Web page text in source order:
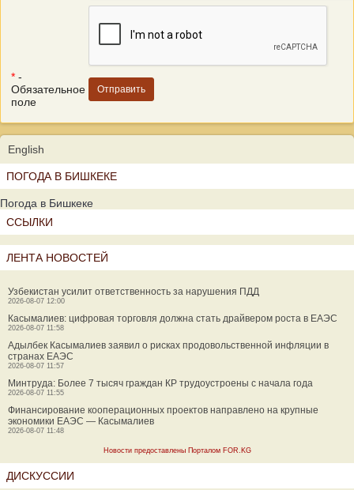
* -
Обязательное
поле
English
ПОГОДА В БИШКЕКЕ
Погода в Бишкеке
ССЫЛКИ
ЛЕНТА НОВОСТЕЙ
Узбекистан усилит ответственность за нарушения ПДД
2026-08-07 12:00
Касымалиев: цифровая торговля должна стать драйвером роста в ЕАЭС
2026-08-07 11:58
Адылбек Касымалиев заявил о рисках продовольственной инфляции в
странах ЕАЭС
2026-08-07 11:57
Минтруда: Более 7 тысяч граждан КР трудоустроены с начала года
2026-08-07 11:55
Финансирование кооперационных проектов направлено на крупные
экономики ЕАЭС — Касымалиев
2026-08-07 11:48
Новости предоставлены Порталом FOR.KG
ДИСКУССИИ